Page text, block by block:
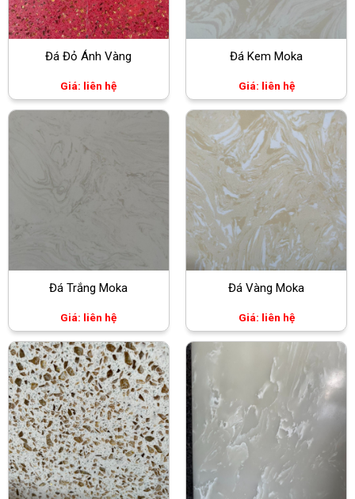
Đá Đỏ Ánh Vàng
Giá: liên hệ
Đá Kem Moka
Giá: liên hệ
Đá Trắng Moka
Giá: liên hệ
Đá Vàng Moka
Giá: liên hệ